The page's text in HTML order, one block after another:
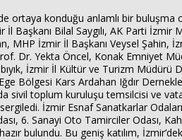
ortaya konduğu anlamlı bir buluşma
Başkanı Bilal Saygılı, AK Parti
MHP İzmir İl Başkanı Veysel Şahin,
Dr. Yekta Öncel, Konak Emniyet
İzmir İl Kültür ve Turizm Müdürü
Bölgesi Kars Ardahan Iğdır
sivil toplum kuruluşu temsilcisi ve
İzmir Esnaf Sanatkarlar
6. Sanayi Oto Tamirciler Odası,
bulundu. Bu geniş katılım,